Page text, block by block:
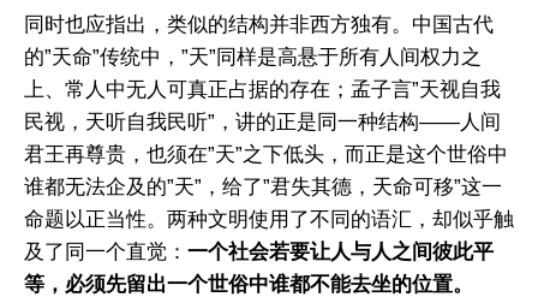
通的桥梁。我们根植于中华文明深厚的科学智慧，结合现代
方法，探索宇宙、自然与人类社会的深层规律。通过系统研
究与跨学科对话，推动传统与现代的创新融合，如中西医结
合、太极启迪AI。我们旨在为理解当今世界提供基于传统智慧
与现代科学的解决方案，并展望构建以人为本、尊重自然的
全球知识体系，共同探索真理，开创未来。
同时也应指出，类似的结构并非西方独有。中国古代
的”天命”传统中，”天”同样是高悬于所有人间权力之
上、常人中无人可真正占据的存在；孟子言”天视自我
民视，天听自我民听”，讲的正是同一种结构——人间
君王再尊贵，也须在”天”之下低头，而正是这个世俗中
谁都无法企及的”天”，给了”君失其德，天命可移”这一
命题以正当性。两种文明使用了不同的语汇，却似乎触
及了同一个直觉： 一个社会若要让人与人之间彼此平
等，必须先留出一个世俗中谁都不能去坐的位置。